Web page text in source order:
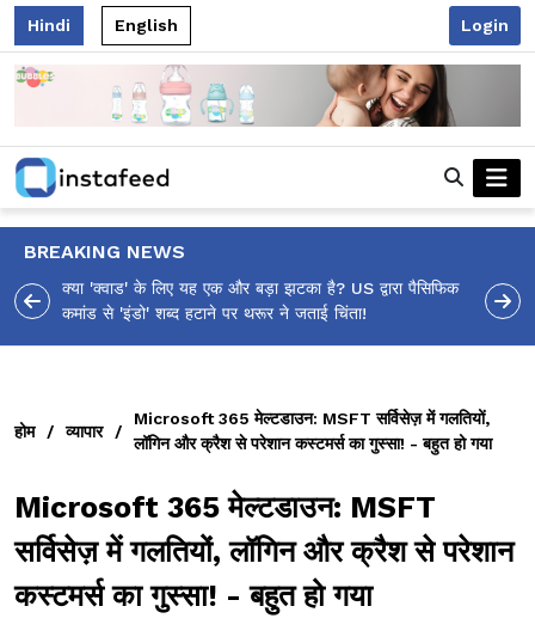
Hindi English Login
BREAKING NEWS
आलिया भट्ट का मज़ेदार 'शर्वरी कहाँ है?' पोस्ट, 'अल्फा' टीज़र पर
उठे सवालों का मज़ाकिया जवाब!
होम / व्यापार /
Microsoft 365 मेल्टडाउन: MSFT सर्विसेज़ में गलतियों,
लॉगिन और क्रैश से परेशान कस्टमर्स का गुस्सा! - बहुत हो गया
Microsoft 365 मेल्टडाउन: MSFT
सर्विसेज़ में गलतियों, लॉगिन और क्रैश से परेशान
कस्टमर्स का गुस्सा! - बहुत हो गया